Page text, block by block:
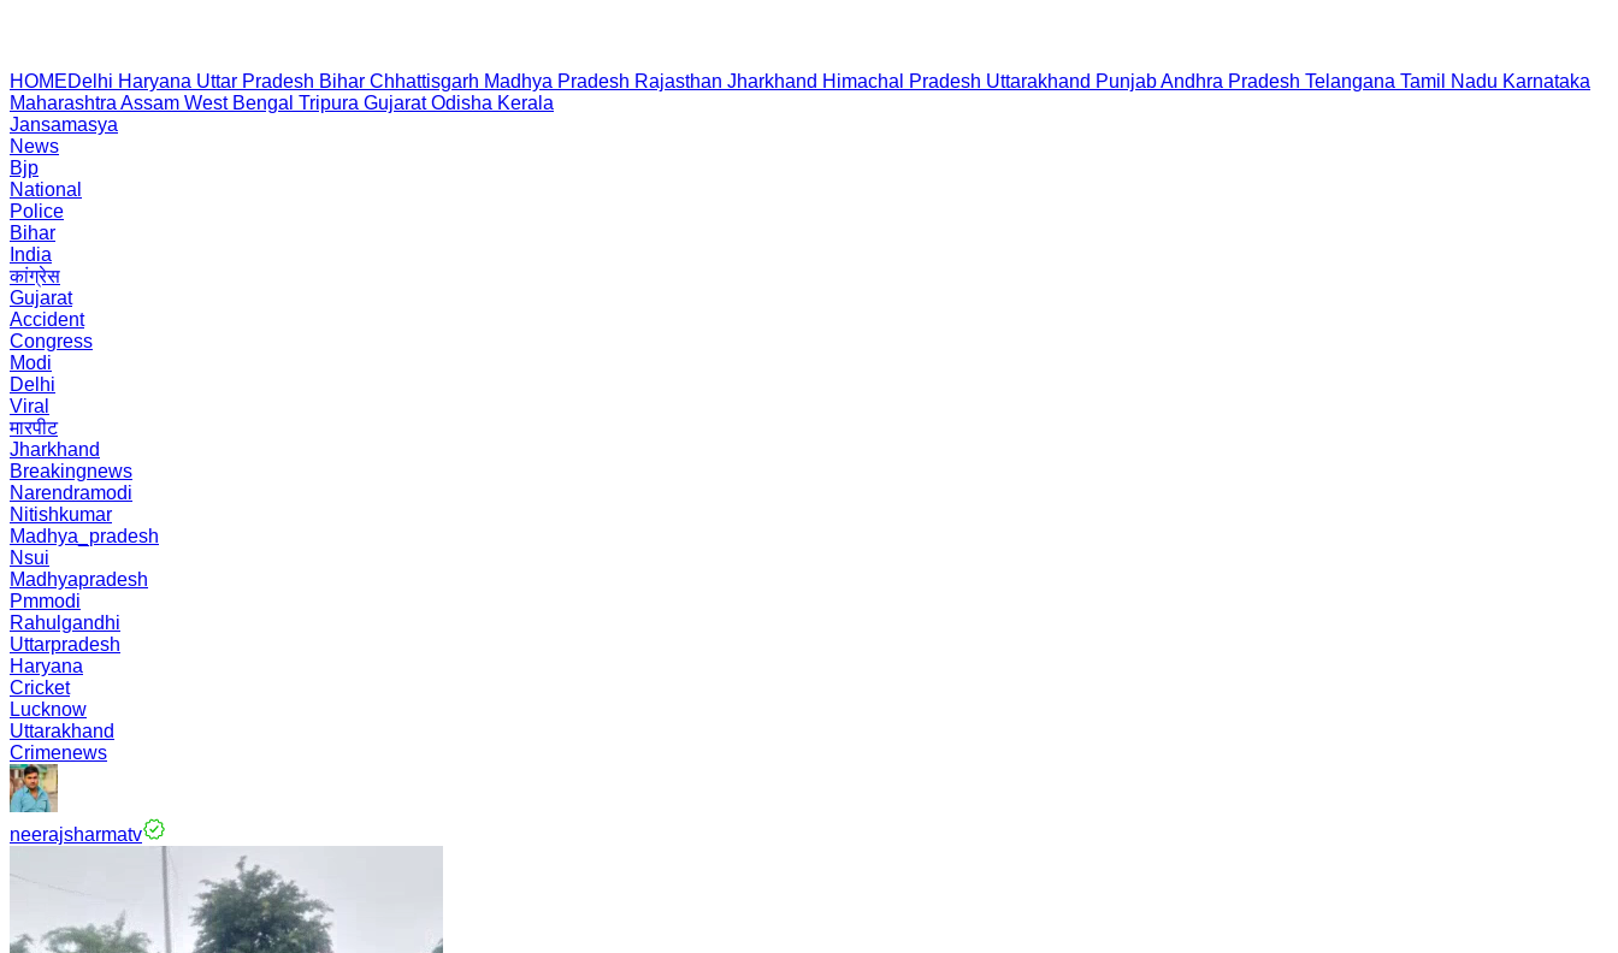
HOMEDelhi Haryana Uttar Pradesh Bihar Chhattisgarh Madhya Pradesh Rajasthan Jharkhand Himachal Pradesh Uttarakhand PunjabAndhra Pradesh Telangana Tamil Nadu Karnataka
Maharashtra Assam West Bengal Tripura Gujarat Odisha Kerala
Jansamasya
News
Bjp
National
Police
Bihar
India
कांग्रेस
Gujarat
Accident
Congress
Modi
Delhi
Viral
मारपीट
Jharkhand
Breakingnews
Narendramodi
Nitishkumar
Madhya_pradesh
Nsui
Madhyapradesh
Pmmodi
Rahulgandhi
Uttarpradesh
Haryana
Cricket
Lucknow
Uttarakhand
Crimenews
neerajsharmatv